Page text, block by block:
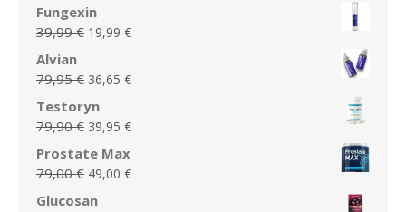
Fungexin
39,99€ Le
initial
était :
39,99 €.
19,99 €Le
actuel
Alvian
79,95€ Le
initial
était :
79,95 €.
36,65 €Le
actuel
Testoryn
79,90€ Le
prix
initial
était :
79,90 €.
39,95 €Le
actuel
Prostate Max
79,00€ Le
49,00 €Le
Glucosan